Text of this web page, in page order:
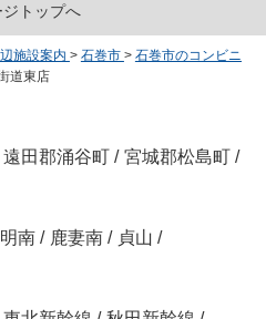
ジトップへ
施設案内 > 石巻市 > 石巻市のコンビニ
道東店
遠田郡涌谷町 / 宮城郡松島町 /
南 / 鹿妻南 / 貞山 /